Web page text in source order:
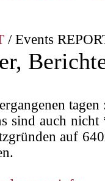
/ Events
sind auch
auf